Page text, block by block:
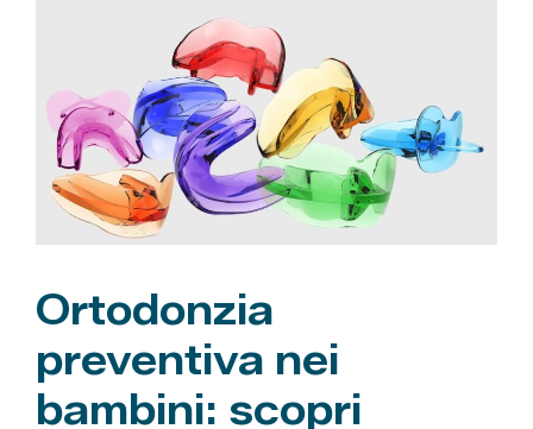
i
e
Ortodonzia
preventiva nei
bambini: scopri